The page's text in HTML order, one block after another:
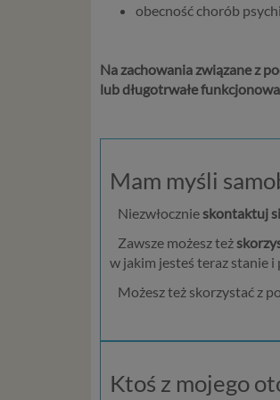
obecność chorób
Na zachowania związane z
lub długotrwałe
Mam myśli
Niezwłocznieskontaktuj
Zawsze możesz też
w jakim jesteś teraz stanie i
Możesz też skorzystać z
Ktoś z mojego